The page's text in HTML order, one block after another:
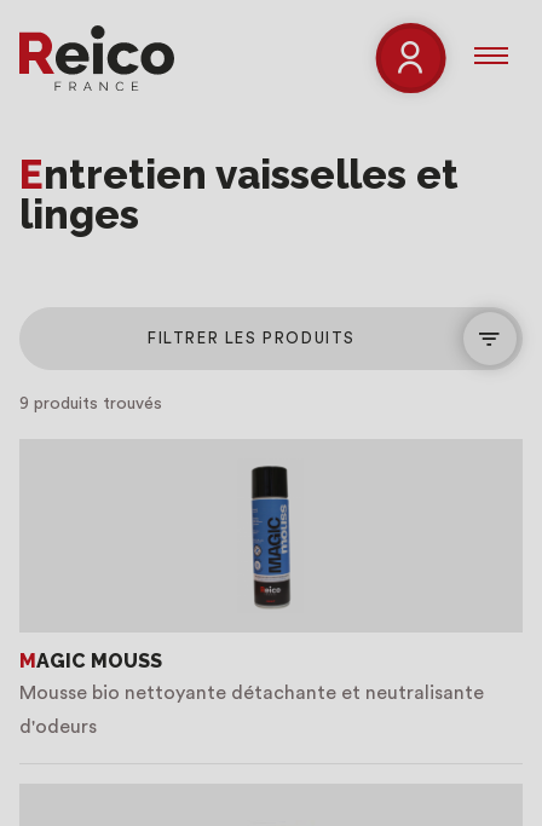
Entretien vaisselles et
linges
FILTRER LES PRODUITS
9 produits trouvés
MAGIC MOUSS
Mousse bio nettoyante détachante et neutralisante
d'odeurs